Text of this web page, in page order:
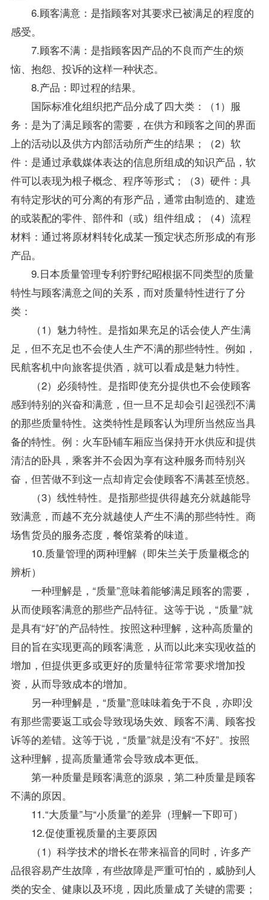
6.顾客满意：是指顾客对其要求已被满足的程度的
感受。
7.顾客不满：是指顾客因产品的不良而产生的烦
恼、抱怨、投诉的这样一种状态。
8.产品：即过程的结果。
国际标准化组织把产品分成了四大类：（1）服
务：是为了满足顾客的需要，在供方和顾客之间的界面
上的活动以及供方内部活动所产生的结果；（2）软
件：是通过承载媒体表达的信息所组成的知识产品，软
件可以表现为根子概念、程序等形式；（3）硬件：具
有特定形状的可分离的有形产品，通常由制造的、建造
的或装配的零件、部件和（或）组件组成；（4）流程
材料：通过将原材料转化成某一预定状态所形成的有形
产品。
9.日本质量管理专利狞野纪昭根据不同类型的质量
特性与顾客满意之间的关系，而对质量特性进行了分
类：
（1）魅力特性。是指如果充足的话会使人产生满
足，但不充足也不会使人生产不满的那些特性。例如，
民航客机中向旅客提供酒，就可以看成是魅力特性。
（2）必须特性。是指即使充分提供也不会使顾客
感到特别的兴奋和满意，但一旦不足却会引起强烈不满
的那些质量特性。这类特性是顾客认为理所当然应当具
备的特性。例：火车卧铺车厢应当保持开水供应和提供
清洁的卧具，乘客并不会因为享有这种服务而特别兴
奋，但苦做不到这一点却肯定会使顾客不满甚至愤怒。
（3）线性特性。是指那些提供得越充分就越能导
致满意，而越不充分就越使人产生不满的那些特性。商
场售货员的服务态度，餐馆菜肴的味道。
10.质量管理的两种理解（即朱兰关于质量概念的
辨析）
一种理解是，“质量”意味着能够满足顾客的需要，
从而使顾客满意的那些产品特征。这等于说，“质量”就
是具有“好”的产品特性。按照这种理解，这种高质量的
目的旨在实现更高的顾客满意，从而以此来实现收益的
增加，但提供更多或更好的质量特征常常要求增加投
资，从而导致成本的增加。
另一种理解是，“质量”意味味着免于不良，亦即没
有那些需要返工或会导致现场失效、顾客不满、顾客投
诉等的差错。这等于说，“质量”就是没有“不好”。按照
这种理解，提高质量通常会导致成本更低。
第一种质量是顾客满意的源泉，第二种质量是顾客
不满的原因。
11.“大质量”与“小质量”的差异（理解一下即可）
12.促使重视质量的主要原因
（1）科学技术的增长在带来福音的同时，许多产
品很容易产生故障，有些故障是严重可怕的，威胁到人
类的安全、健康以及环境，因此质量成了关键的需要；